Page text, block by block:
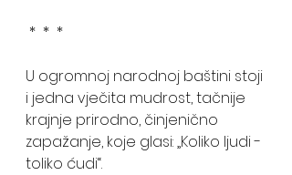
*  *  *
U ogromnoj narodnoj baštini stoji
i jedna vječita mudrost, tačnije
krajnje prirodno, činjenično
zapažanje, koje glasi: „Koliko ljudi -
toliko ćudi“.